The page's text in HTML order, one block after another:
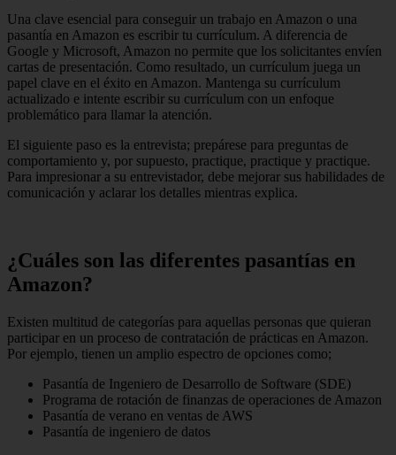
Una clave esencial para conseguir un trabajo en Amazon o una
pasantía en Amazon es escribir tu currículum. A diferencia de
Google y Microsoft, Amazon no permite que los solicitantes envíen
cartas de presentación. Como resultado, un currículum juega un
papel clave en el éxito en Amazon. Mantenga su currículum
actualizado e intente escribir su currículum con un enfoque
problemático para llamar la atención.
El siguiente paso es la entrevista; prepárese para preguntas de
comportamiento y, por supuesto, practique, practique y practique.
Para impresionar a su entrevistador, debe mejorar sus habilidades de
comunicación y aclarar los detalles mientras explica.
¿Cuáles son las diferentes pasantías en
Amazon?
Existen multitud de categorías para aquellas personas que quieran
participar en un proceso de contratación de prácticas en Amazon.
Por ejemplo, tienen un amplio espectro de opciones como;
Pasantía de Ingeniero de Desarrollo de Software (SDE)
Programa de rotación de finanzas de operaciones de Amazon
Pasantía de verano en ventas de AWS
Pasantía de ingeniero de datos